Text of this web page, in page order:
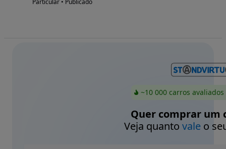
Particular • Publicado
~10 000 carros
Quer comprar um
Veja quanto valeo